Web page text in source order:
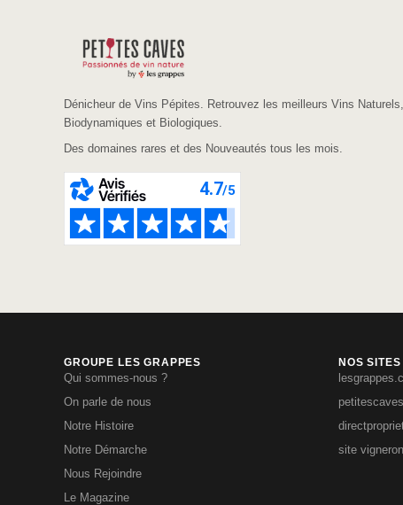
Dénicheur de Vins Pépites. Retrouvez les meilleurs Vins Naturels,
Biodynamiques et Biologiques.
Des domaines rares et des Nouveautés tous les mois.
GROUPE LES GRAPPES
Qui sommes-nous ?
On parle de nous
Notre Histoire
Notre Démarche
Nous Rejoindre
Le Magazine
NOS
site